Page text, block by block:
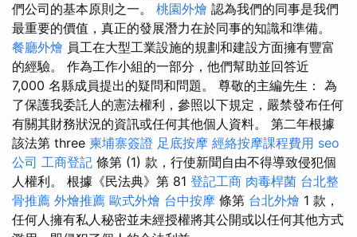
們公司的基本原則之一。 桃園外燴 認為我們的同事是我們
最重要的價值，真正的發展潛力在於同事的知識和準備。
餐廳外燴 員工在大型工業設施的規劃和建設方面擁有豐富
的經驗。 作為工作小組的一部分，他們幫助並回答近
7,000 名縣成員提出的疑問和問題。 尊敬的主編先生： 為
了保護我委託人的憲法權利，參照以下規定，嚴禁發布任何
有關其財務狀況的資訊或任何其他個人資料。 第二年根據
該法第 three 柬埔寨簽證 足底按摩 經絡按摩課程費用 seo
公司 工商登記 條第 (1) 款，行使新聞自由不得導致侵犯個
人權利。 根據《民法典》第 81 登記工商 肉毒桿菌 台北整
骨推薦 外燴推薦 歐式外燴 台中按摩 條第 台北外燴 1 款，
任何人擁有私人秘密並未經授權將其公開或以任何其他方式